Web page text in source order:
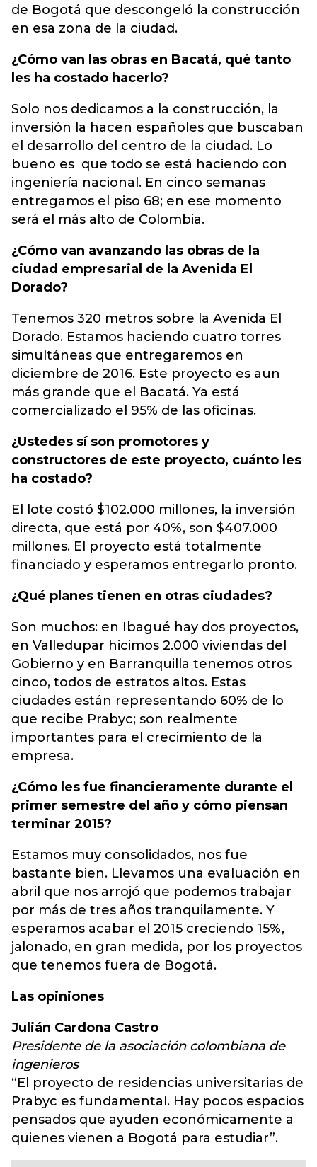
de Bogotá que descongeló la construcción
en esa zona de la ciudad.
¿Cómo van las obras en Bacatá, qué tanto
les ha costado hacerlo?
Solo nos dedicamos a la construcción, la
inversión la hacen españoles que buscaban
el desarrollo del centro de la ciudad. Lo
bueno es que todo se está haciendo con
ingeniería nacional. En cinco semanas
entregamos el piso 68; en ese momento
será el más alto de Colombia.
¿Cómo van avanzando las obras de la
ciudad empresarial de la Avenida El
Dorado?
Tenemos 320 metros sobre la Avenida El
Dorado. Estamos haciendo cuatro torres
simultáneas que entregaremos en
diciembre de 2016. Este proyecto es aun
más grande que el Bacatá. Ya está
comercializado el 95% de las oficinas.
¿Ustedes sí son promotores y
constructores de este proyecto, cuánto les
ha costado?
El lote costó $102.000 millones, la inversión
directa, que está por 40%, son $407.000
millones. El proyecto está totalmente
financiado y esperamos entregarlo pronto.
¿Qué planes tienen en otras ciudades?
Son muchos: en Ibagué hay dos proyectos,
en Valledupar hicimos 2.000 viviendas del
Gobierno y en Barranquilla tenemos otros
cinco, todos de estratos altos. Estas
ciudades están representando 60% de lo
que recibe Prabyc; son realmente
importantes para el crecimiento de la
empresa.
¿Cómo les fue financieramente durante el
primer semestre del año y cómo piensan
terminar 2015?
Estamos muy consolidados, nos fue
bastante bien. Llevamos una evaluación en
abril que nos arrojó que podemos trabajar
por más de tres años tranquilamente. Y
esperamos acabar el 2015 creciendo 15%,
jalonado, en gran medida, por los proyectos
que tenemos fuera de Bogotá.
Las opiniones
Julián Cardona Castro
Presidente de la asociación colombiana de
ingenieros
“El proyecto de residencias universitarias de
Prabyc es fundamental. Hay pocos espacios
pensados que ayuden económicamente a
quienes vienen a Bogotá para estudiar”.